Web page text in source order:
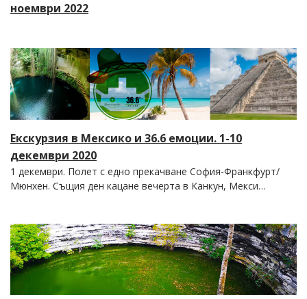
ноември 2022
Екскурзия в Мексико и 36.6 емоции. 1-10
декември 2020
1 декември. Полет с едно прекачване София-Франкфурт/
Мюнхен. Същия ден кацане вечерта в Канкун, Мекси…